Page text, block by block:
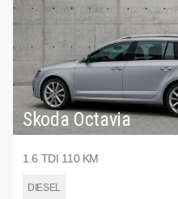
Skoda Octavia
1.6 TDI 110 KM
DIESEL